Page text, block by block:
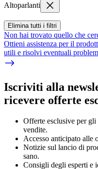
Altoparlanti
Elimina tutti i filtri
Non hai trovato quello che
Ottieni assistenza per il
utili e risolvi eventuali
Iscriviti alla
ricevere offerte
Offerte esclusive per gli
vendite.
Accesso anticipato alle
Notizie sul lancio di
sano.
Consigli degli esperti e